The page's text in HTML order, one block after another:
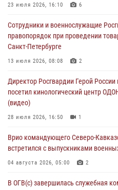
посетили мастер-класс по
05 августа 2026, 13:00 3
Офицеры Росгвардии и ветераны
05 августа 2026, 12:40
Росгвардейцы приняли участие в
посвящённой 83‑й годовщине
05 августа 2026, 12:13 1
23 июля 2026, 16:10 6
Сотрудники и военнослужащие
правопорядок при проведении
Санкт-Петербурге
13 июля 2026, 08:08 2
Директор Росгвардии Герой
посетил кинологический центр
(видео)
28 июля 2026, 16:50 1
Врио командующего Северо-
встретился с выпускниками
04 августа 2026, 05:00 2
В ОГВ(с) завершилась служебная